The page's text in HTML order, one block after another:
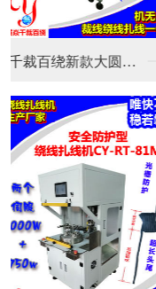
新款中圆圈双扎全自动...